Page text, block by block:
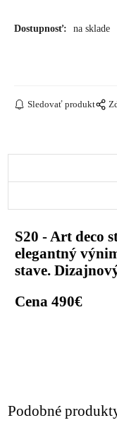
Dostupnosť: na sklade
Sledovať produkt
S20 - Art deco
elegantný
stave.
Cena 490€
Podobné